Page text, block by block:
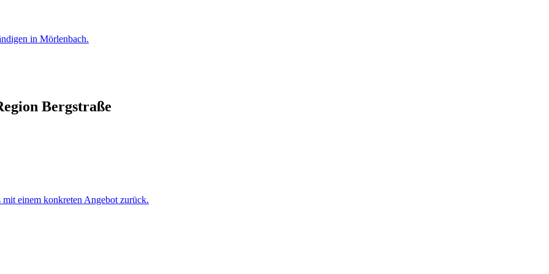
in Mörlenbach.
Bergstraße
einem konkreten Angebot zurück.